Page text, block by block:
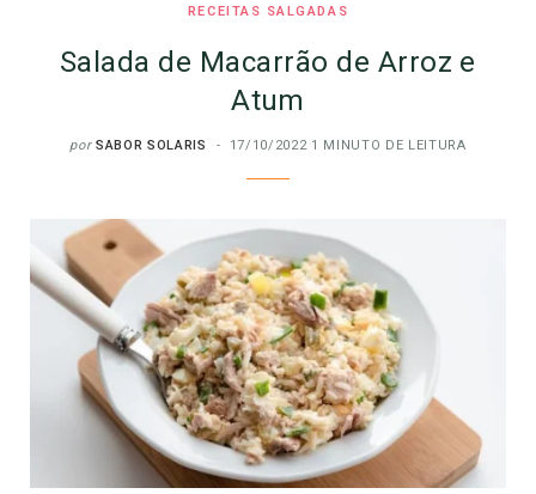
RECEITAS SALGADAS
Salada de Macarrão de Arroz e
Atum
por SABOR SOLARIS 17/10/2022 1 MINUTO DE LEITURA